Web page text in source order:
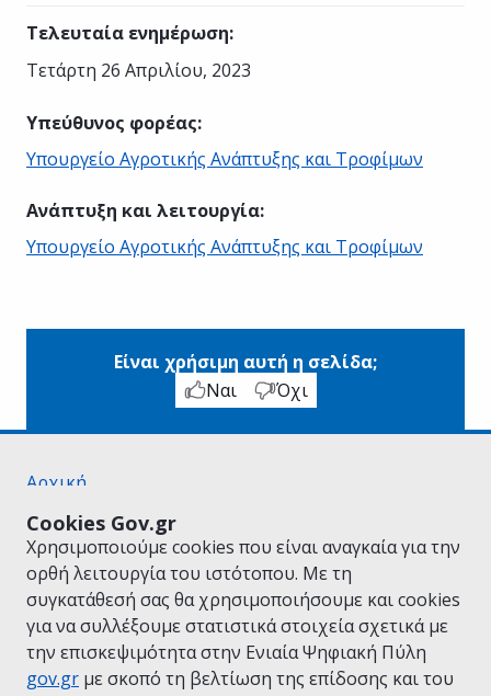
Cookies Gov.gr
Χρησιμοποιούμε cookies που είναι αναγκαία για την
ορθή λειτουργία του ιστότοπου. Με τη
συγκατάθεσή σας θα χρησιμοποιήσουμε και cookies
για να συλλέξουμε στατιστικά στοιχεία σχετικά με
την επισκεψιμότητα στην Ενιαία Ψηφιακή Πύλη
gov.gr με σκοπό τη βελτίωση της επίδοσης και του
Τελευταία ενημέρωση:
Τετάρτη 26 Απριλίου, 2023
Υπεύθυνος φορέας:
Υπουργείο Αγροτικής Ανάπτυξης και Τροφίμων
Ανάπτυξη και λειτουργία:
Υπουργείο Αγροτικής Ανάπτυξης και Τροφίμων
Είναι χρήσιμη αυτή η σελίδα;
Ναι
Όχι
Αρχική
Όροι Χρήσης
Πολιτική Απορρήτου
Δήλωση προσβασιμότητας
Πολιτική cookies
Προτάσεις για το gov.gr
Υλοποίηση από το Υπουργείο Ψηφιακής